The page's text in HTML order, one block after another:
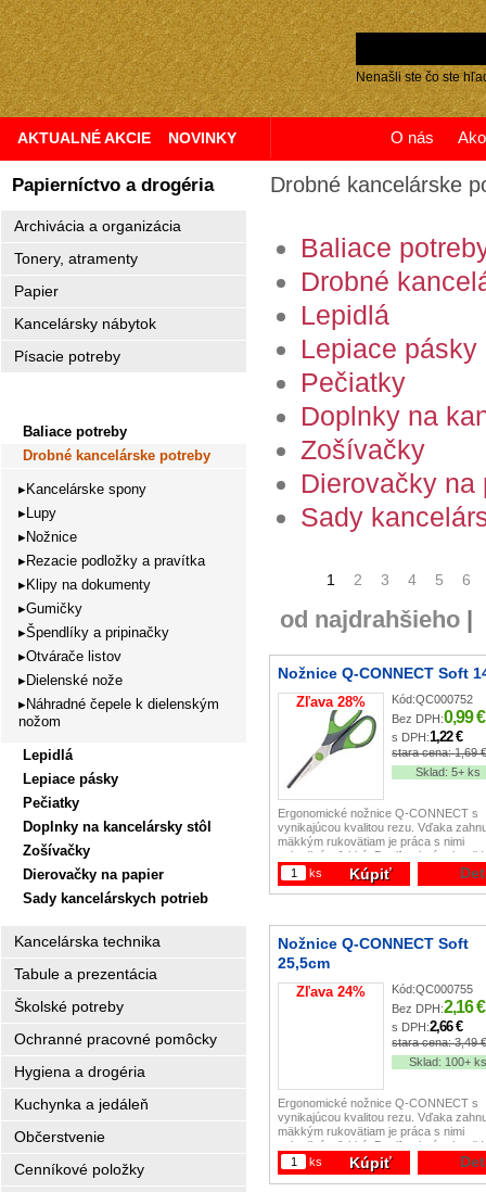
Nenašli ste čo ste
AKTUALNÉ AKCIE NOVINKY O nás
Papierníctvo a drogéria
Archivácia a organizácia
Tonery, atramenty
Papier
Kancelársky nábytok
Písacie potreby
Baliace potreby
Drobné kancelárske potreby
Kancelárske spony
Lupy
Nožnice
Rezacie podložky a pravítka
Klipy na dokumenty
Gumičky
Špendlíky a pripinačky
Otvárače listov
Dielenské nože
Náhradné čepele k dielenským
nožom
Lepidlá
Lepiace pásky
Pečiatky
Doplnky na kancelársky stôl
Zošívačky
Dierovačky na papier
Sady kancelárskych potrieb
Kancelárska technika
Tabule a prezentácia
Školské potreby
Ochranné pracovné pomôcky
Hygiena a drogéria
Kuchynka a jedáleň
Občerstvenie
Cenníkové položky
Drobné kancelárske
Baliace
Drobné
Lepidlá
Lepiace pásky
Pečiatky
Doplnky na
Zošívačky
Dierovačky na
Sady
1 2 3 4 5 6
od najdrahšieho
Nožnice Q-CONNECT Soft
Zľava28% Kód:QC000752
Bez DPH:0,99 €
s DPH:1,22 €
stara cena:1,69
Sklad:5+ ks
Ergonomické nožnice Q-CONNECT s
vynikajúcou kvalitou rezu. Vďaka
mäkkým rukovätiam je práca s nimi
pohodlná a ľahká. Dvojfarebná
/ zelená). Dĺžka: 14 cm.
ks Kúpiť
Nožnice Q-CONNECT Soft
25,5cm
Zľava24% Kód:QC000755
Bez DPH:2,16 €
s DPH:2,66 €
stara cena:3,49
Sklad: 100+
Ergonomické nožnice Q-CONNECT s
vynikajúcou kvalitou rezu. Vďaka
mäkkým rukovätiam je práca s nimi
pohodlná a ľahká. Dvojfarebná
/ zelená). Dĺžka: 25,5 cm.
ks Kúpiť